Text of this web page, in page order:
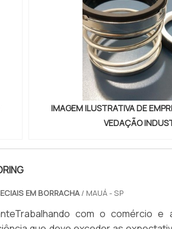
IMAGEM ILUSTRATIVA DE
VEDAÇÃO
EM BORRACHA/ MAUÁ - SP
com o comércio e